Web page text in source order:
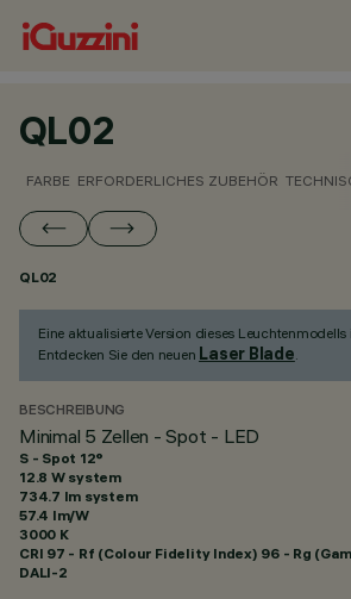
QL02
FARBE ERFORDERLICHES ZUBEHÖR
QL02
Eine aktualisierte Version dieses
Entdecken Sie den neuen Laser Blade.
BESCHREIBUNG
Minimal 5 Zellen - Spot - LED
S - Spot 12°
12.8 W system
734.7 lm system
57.4 lm/W
3000 K
CRI 97 - Rf (Colour Fidelity Index) 96 - Rg
DALI-2